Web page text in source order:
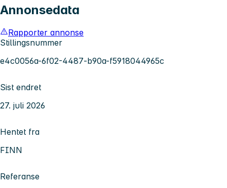
Annonsedata
Rapporter annonse
Stillingsnummer
e4c0056a-6f02-4487-b90a-f5918044965c
Sist endret
27. juli 2026
Hentet fra
FINN
Referanse